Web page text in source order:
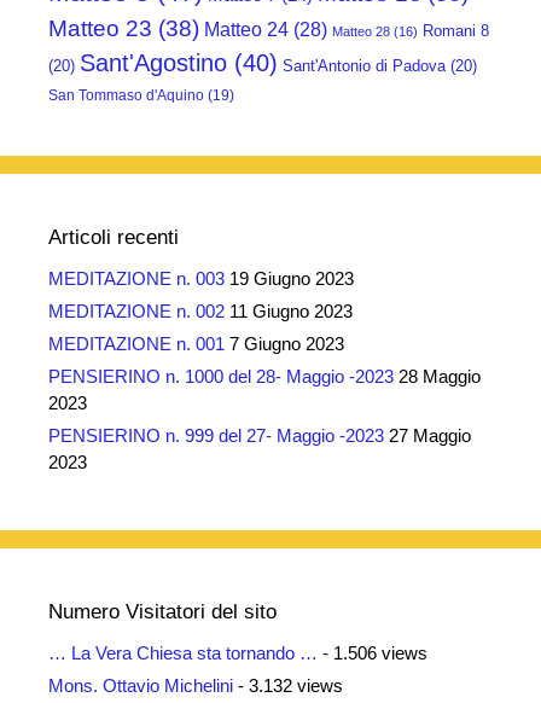
Matteo 23 (38) Matteo 24 (28) Matteo 28 (16) Romani 8
(20) Sant'Agostino (40) Sant'Antonio di Padova(20)
San Tommaso d'Aquino (19)
Articoli recenti
MEDITAZIONE n. 003 19 Giugno 2023
MEDITAZIONE n. 002 11 Giugno 2023
MEDITAZIONE n. 001 7 Giugno 2023
PENSIERINO n. 1000 del 28- Maggio -2023 28 Maggio
2023
PENSIERINO n. 999 del 27- Maggio -2023 27 Maggio
2023
Numero Visitatori del sito
… La Vera Chiesa sta tornando … - 1.506 views
Mons. Ottavio Michelini - 3.132 views